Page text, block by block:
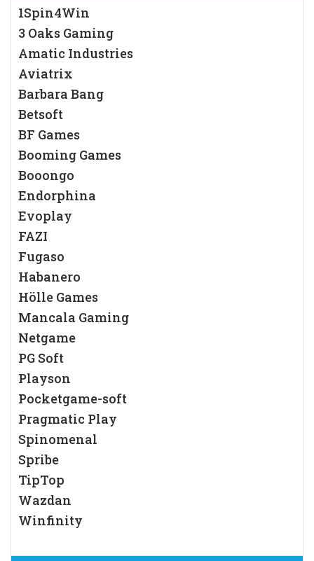
1Spin4Win
3 Oaks Gaming
Amatic Industries
Aviatrix
Barbara Bang
Betsoft
BF Games
Booming Games
Booongo
Endorphina
Evoplay
FAZI
Fugaso
Habanero
Hölle Games
Mancala Gaming
Netgame
PG Soft
Playson
Pocketgame-soft
Pragmatic Play
Spinomenal
Spribe
TipTop
Wazdan
Winfinity